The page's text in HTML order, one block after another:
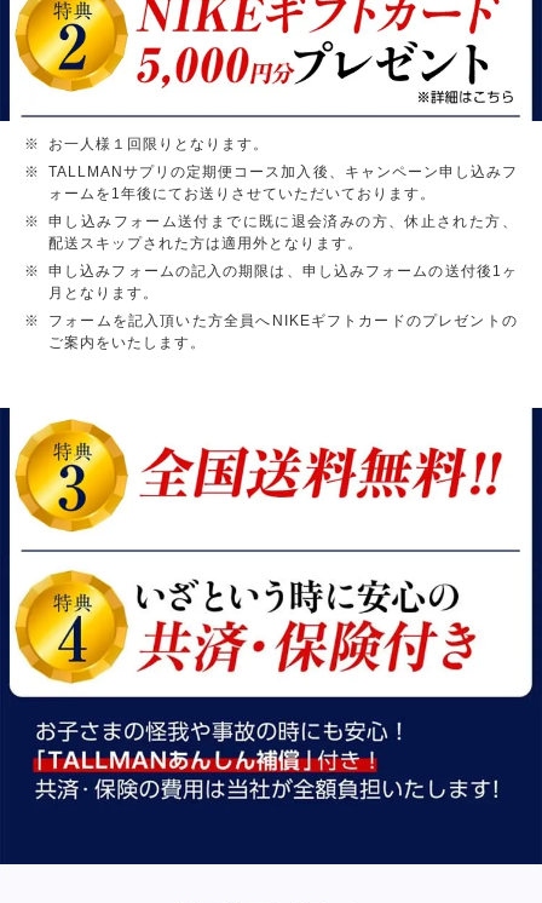
お一人様１回限りとなります。
TALLMANサプリの定期便コース加入後、キャンペーン申し込みフ
ォームを1年後にてお送りさせていただいております。
申し込みフォーム送付までに既に退会済みの方、休止された方、
配送スキップされた方は適用外となります。
申し込みフォームの記入の期限は、申し込みフォームの送付後1ヶ
月となります。
フォームを記入頂いた方全員へNIKEギフトカードのプレゼントの
ご案内をいたします。